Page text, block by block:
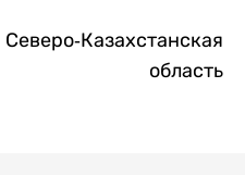
Северо-Казахстанская
область